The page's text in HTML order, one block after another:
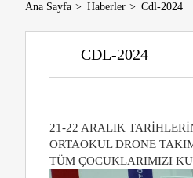
Ana Sayfa Haberler Cdl-2024
CDL-2024
21-22 ARALIK
ORTAOKUL DRONE
TÜM ÇOCUKLARIMIZI